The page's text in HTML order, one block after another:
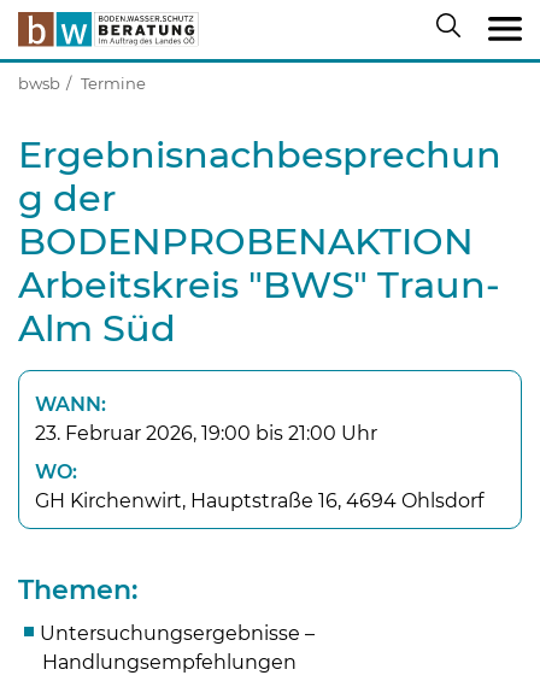
bwsb Termine
Ergebnisnachbesprechun
g der
BODENPROBENAKTION
Arbeitskreis "BWS" Traun-
Alm Süd
WANN:
23. Februar 2026, 19:00 bis 21:00 Uhr
WO:
GH Kirchenwirt, Hauptstraße 16, 4694 Ohlsdorf
Themen:
Untersuchungsergebnisse –
Handlungsempfehlungen